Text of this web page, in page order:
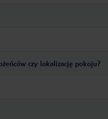
czy lokalizację pokoju?